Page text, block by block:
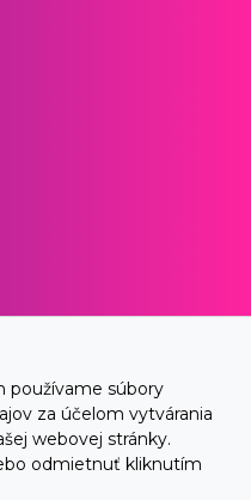
používame súbory
za účelom vytvárania
webovej stránky.
odmietnuť kliknutím